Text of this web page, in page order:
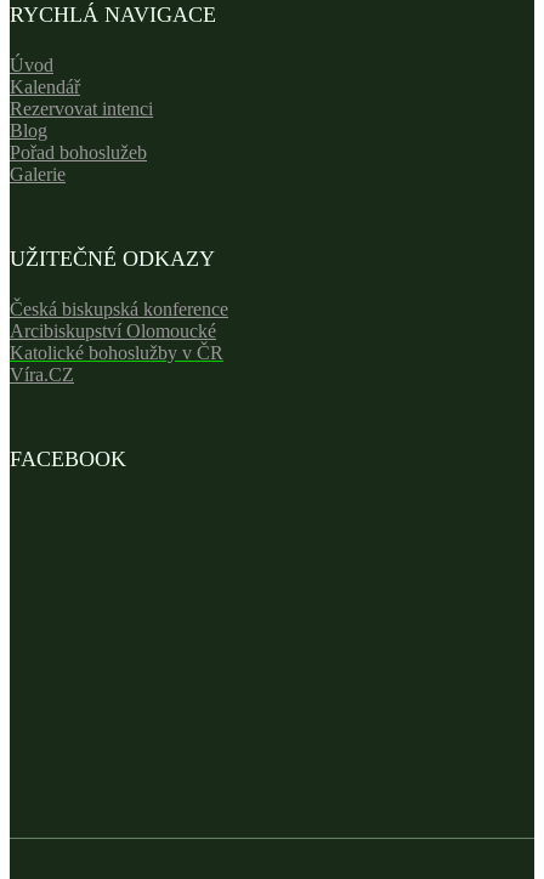
RYCHLÁ NAVIGACE
Úvod
Kalendář
Rezervovat intenci
Blog
Pořad bohoslužeb
Galerie
UŽITEČNÉ ODKAZY
Česká biskupská konference
Arcibiskupství Olomoucké
Katolické bohoslužby v ČR
Víra.CZ
FACEBOOK